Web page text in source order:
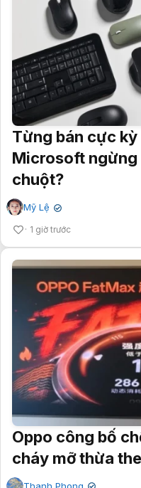
Từng bán cực
Microsoft ngừng
chuột?
Mỹ Lệ ✔
1 giờ trước
Oppo công bố
cháy mỡ thừa